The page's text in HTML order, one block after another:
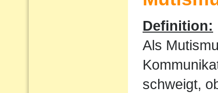
Definition:
Als
schweigt,